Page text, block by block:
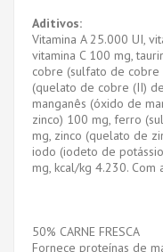
Aditivos:
Vitamina A 25.000 UI,
vitamina C 100 mg,
cobre (sulfato de cobre
(quelato de cobre (II)
manganês (óxido de
zinco) 100 mg, ferro
mg, zinco (quelato de
iodo (iodeto de
mg, kcal/kg 4.230. Com
50% CARNE FRESCA
Fornece proteínas de